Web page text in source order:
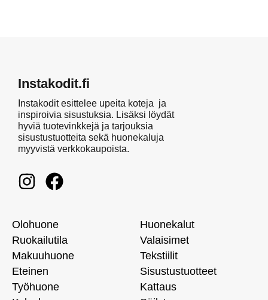
Instakodit.fi
Instakodit esittelee upeita koteja ja
inspiroivia sisustuksia. Lisäksi löydät
hyviä tuotevinkkejä ja tarjouksia
sisustustuotteita sekä huonekaluja
myyvistä verkkokaupoista.
Olohuone
Ruokailutila
Makuuhuone
Eteinen
Työhuone
Huonekalut
Valaisimet
Tekstiilit
Sisustustuotteet
Kattaus